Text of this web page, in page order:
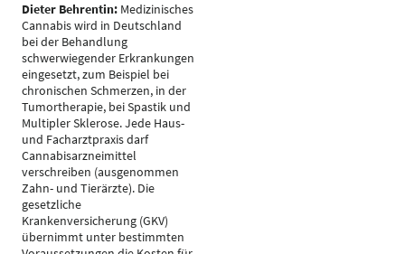
Dieter Behrentin: Medizinisches
Cannabis wird in Deutschland
bei der Behandlung
schwerwiegender Erkrankungen
eingesetzt, zum Beispiel bei
chronischen Schmerzen, in der
Tumortherapie, bei Spastik und
Multipler Sklerose. Jede Haus-
und Facharztpraxis darf
Cannabisarzneimittel
verschreiben (ausgenommen
Zahn- und Tierärzte). Die
gesetzliche
Krankenversicherung (GKV)
übernimmt unter bestimmten